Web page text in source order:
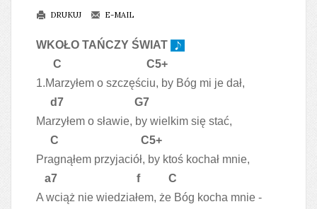
DRUKUJ E-MAIL
WKOŁO TAŃCZY ŚWIAT
C C5+
1.Marzyłem o szczęściu, by Bóg mi je dał,
d7 G7
Marzyłem o sławie, by wielkim się stać,
C C5+
Pragnąłem przyjaciół, by ktoś kochał mnie,
a7 f C
A wciąż nie wiedziałem, że Bóg kocha mnie -